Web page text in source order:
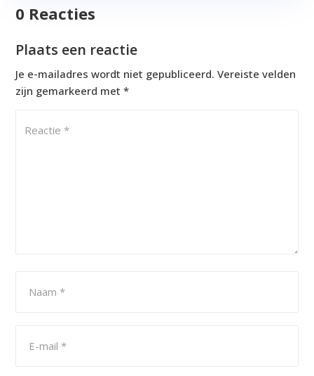
0 Reacties
Plaats een reactie
Je e-mailadres wordt niet gepubliceerd. Vereiste velden
zijn gemarkeerd met*